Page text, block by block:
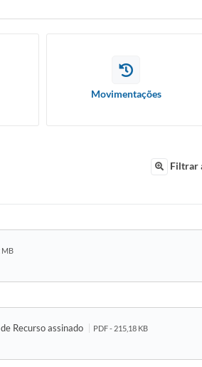
Movimentações
Filtrar
MB
Recurso assinado PDF - 215,18 KB